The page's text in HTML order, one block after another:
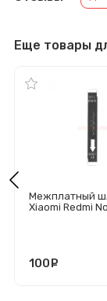
Еще товары
Межплатный
Xiaomi Redmi
100